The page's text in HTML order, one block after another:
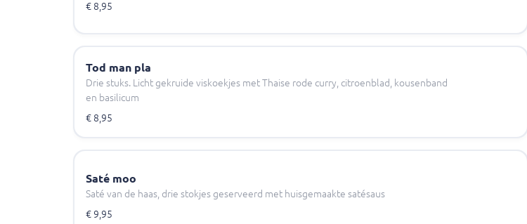
€ 8,95
Tod man pla
Drie stuks. Licht gekruide viskoekjes met Thaise rode curry, citroenblad, kousenband
en basilicum
€ 8,95
Saté moo
Saté van de haas, drie stokjes geserveerd met huisgemaakte satésaus
€ 9,95